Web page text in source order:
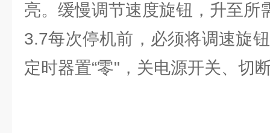
亮。缓慢调节速度旋钮，升至所
3.7每次停机前，必须将调速旋
定时器置“零"，关电源开关、切